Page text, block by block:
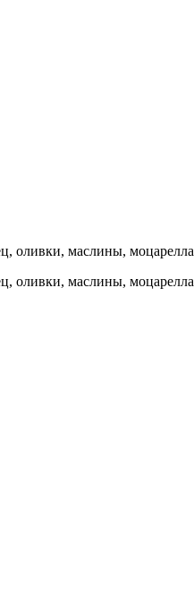
оливки, маслины, моцарелла
оливки, маслины, моцарелла